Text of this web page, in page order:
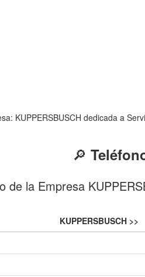
KUPPERSBUSCH dedicada a
🔎
de la Empresa
KUPPERSBUSCH >>